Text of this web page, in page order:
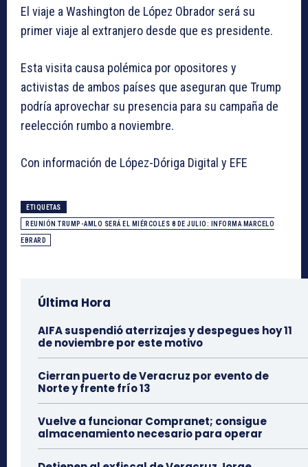
El viaje a Washington de López Obrador será su
primer viaje al extranjero desde que es presidente.
Esta visita causa polémica por opositores y
activistas de ambos países que aseguran que Trump
podría aprovechar su presencia para su campaña de
reelección rumbo a noviembre.
Con información de López-Dóriga Digital y EFE
ETIQUETAS
REUNIÓN TRUMP-AMLO SERÁ EL MIÉRCOLES 8 DE JULIO: INFORMA MARCELO
EBRARD
Última Hora
AIFA suspendió aterrizajes y despegues hoy 11
de noviembre por este motivo
Cierran puerto de Veracruz por evento de
Norte y frente frío 13
Vuelve a funcionar Compranet; consigue
almacenamiento necesario para operar